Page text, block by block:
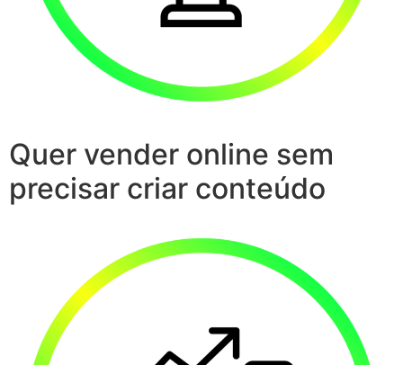
Quer vender online sem
precisar criar conteúdo